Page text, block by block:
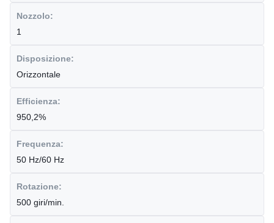
Nozzolo:
1
Disposizione:
Orizzontale
Efficienza:
950,2%
Frequenza:
50 Hz/60 Hz
Rotazione:
500 giri/min.